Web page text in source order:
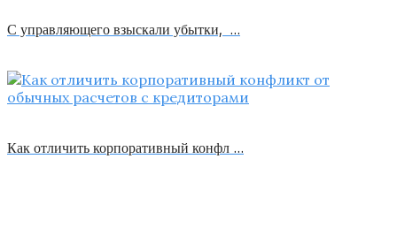
С управляющего взыскали убытки, …
Как отличить корпоративный конфл …